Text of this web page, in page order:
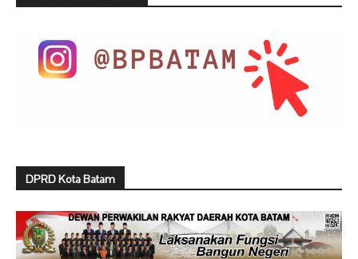
DPRD Kota Batam